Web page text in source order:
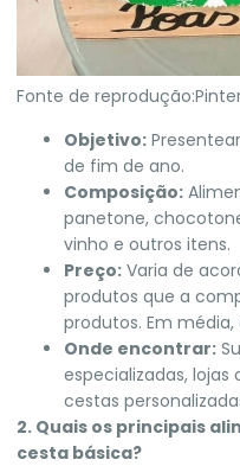
Fonte de
Objetivo:
de fim de ano.
Composição:
panetone,
vinho e outros itens.
Preço: Varia de
produtos que a
produtos. Em média,
Onde encontrar:
especializadas,
cestas
2. Quais os principais
cesta básica?